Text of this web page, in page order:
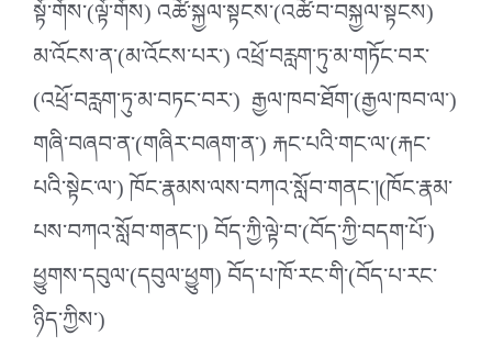
སྟོ་གོས་(ལྟོ་གོས) འཚོ་སྐྱལ་སྟངས་(འཚོ་བ་བསྐྱལ་སྟངས)
མ་འོངས་ན་(མ་འོངས་པར་) འཕྲོ་བརླག་ཏུ་མ་གཏོང་བར་
(འཕྲོ་བརླག་ཏུ་མ་བཏང་བར་) རྒྱལ་ཁབ་ཐོག་(རྒྱལ་ཁབ་ལ་)
གཞི་བཞབ་ན་(གཞིར་བཞག་ན་) རྐང་པའི་གང་ལ་(རྐང་
པའི་སྟེང་ལ་) ཁོང་རྣམས་ལས་བཀའ་སློབ་གནང༌།(ཁོང་རྣམ་
པས་བཀའ་སློབ་གནང༌།) བོད་ཀྱི་ལྟེ་བ་(བོད་ཀྱི་བདག་པོ་)
ཕྱུགས་དབུལ་(དབུལ་ཕྱུག) བོད་པ་ཁོ་རང་གི་(བོད་པ་རང་
ཉིད་ཀྱིས་)